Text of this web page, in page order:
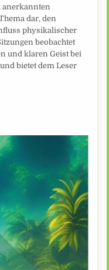
anerkannten
dar, den
physikalischer
beobachtet
und klaren Geist bei
bietet dem Leser